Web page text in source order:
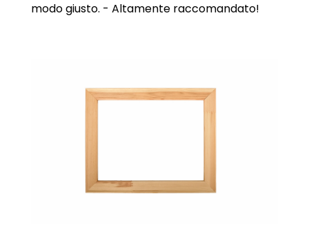
modo giusto. - Altamente raccomandato!